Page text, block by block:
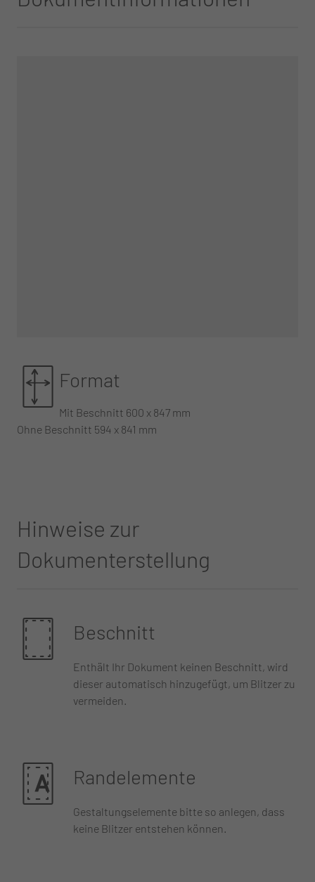
Format
Mit Beschnitt 600 x 847 mm
Ohne Beschnitt 594 x 841 mm
Hinweise zur
Dokumenterstellung
Beschnitt
Enthält Ihr Dokument keinen Beschnitt, wird
dieser automatisch hinzugefügt, um Blitzer zu
vermeiden.
Randelemente
Gestaltungselemente bitte so anlegen, dass
keine Blitzer entstehen können.